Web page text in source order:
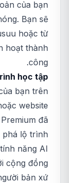
của bạn.
Bạn sẽ
hoặc từ
hoạt thành
công.
học tập
bạn trên
website.
đã
phá lộ trình
năng AI
cộng đồng
bản xứ.